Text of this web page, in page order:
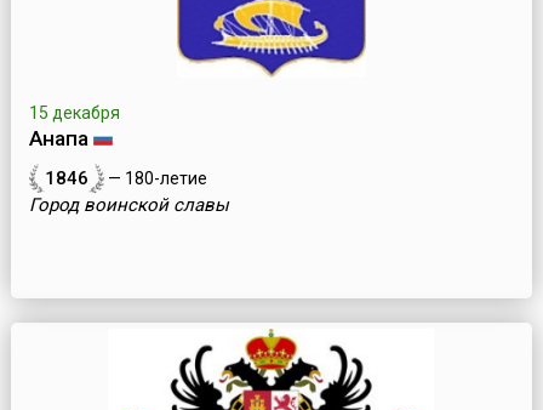
15 декабря
Анапа
1846 — 180-летие
Город воинской славы